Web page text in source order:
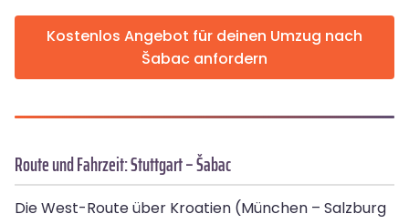
Kostenlos Angebot für deinen Umzug nach
Šabac anfordern
Route und Fahrzeit: Stuttgart – Šabac
Die West-Route über Kroatien (München – Salzburg